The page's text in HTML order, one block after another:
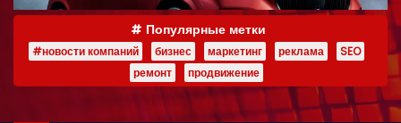
Популярные метки
#новости компаний бизнес маркетинг реклама
SEO
ремонт
продвижение